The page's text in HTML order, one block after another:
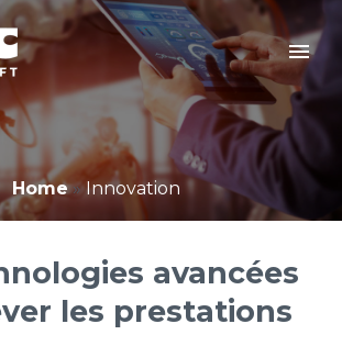
Home»Innovation
avancées
les prestations